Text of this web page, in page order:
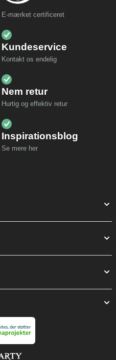
E-mærket certificeret
Kundeservice
Kontakt os endelig
Nem retur
Hurtig og effektiv retur
Inspirationsblog
Se mere her